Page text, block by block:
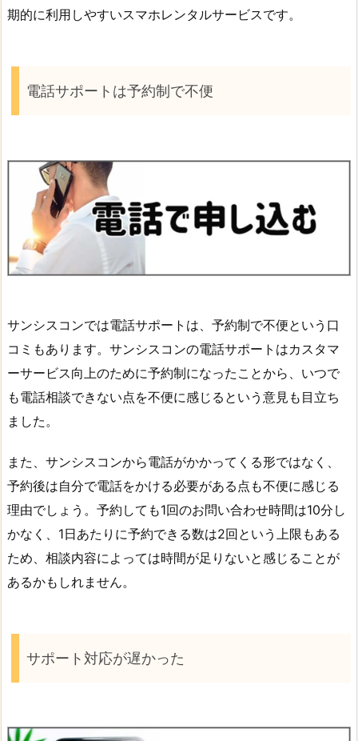
期的に利用しやすいスマホレンタルサービスです。
電話サポートは予約制で不便
サンシスコンでは電話サポートは、予約制で不便という口
コミもあります。サンシスコンの電話サポートはカスタマ
ーサービス向上のために予約制になったことから、いつで
も電話相談できない点を不便に感じるという意見も目立ち
ました。
また、サンシスコンから電話がかかってくる形ではなく、
予約後は自分で電話をかける必要がある点も不便に感じる
理由でしょう。予約しても1回のお問い合わせ時間は10分し
かなく、1日あたりに予約できる数は2回という上限もある
ため、相談内容によっては時間が足りないと感じることが
あるかもしれません。
サポート対応が遅かった